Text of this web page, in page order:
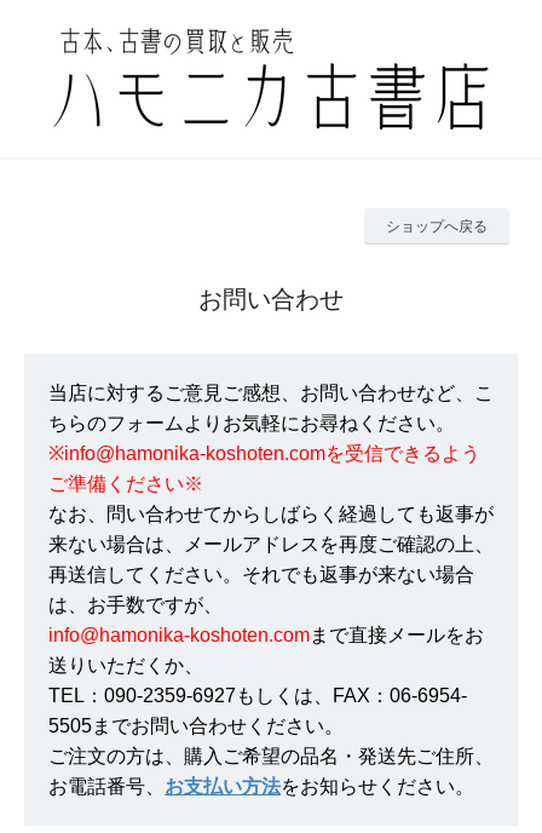
ショップへ戻る
お問い合わせ
当店に対するご意見ご感想、お問い合わせなど、こ
ちらのフォームよりお気軽にお尋ねください。
※info@hamonika-koshoten.comを受信できるよう
ご準備ください※
なお、問い合わせてからしばらく経過しても返事が
来ない場合は、メールアドレスを再度ご確認の上、
再送信してください。それでも返事が来ない場合
は、お手数ですが、
info@hamonika-koshoten.comまで直接メールをお
送りいただくか、
TEL：090-2359-6927もしくは、FAX：06-6954-
5505までお問い合わせください。
ご注文の方は、購入ご希望の品名・発送先ご住所、
お電話番号、 お支払い方法をお知らせください。